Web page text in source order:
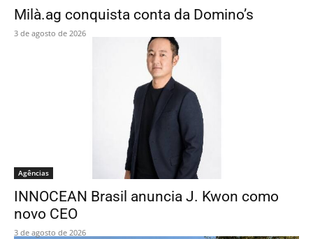
Milà.ag conquista conta da Domino’s
3 de agosto de 2026
Agências
INNOCEAN Brasil anuncia J. Kwon como
novo CEO
3 de agosto de 2026